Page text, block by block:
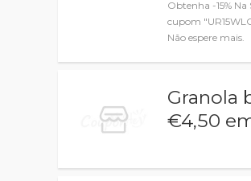
Obtenha -15%
cupom
Não espere mais.
Granola
€4,50